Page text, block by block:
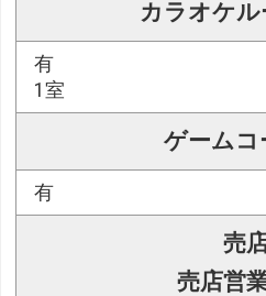
カラオケル
有
1室
ゲームコ
有
売
売店営